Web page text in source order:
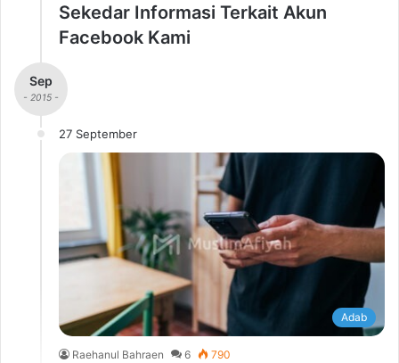
Sekedar Informasi Terkait Akun
Facebook Kami
Sep
- 2015 -
27 September
Adab
Raehanul Bahraen 6 790